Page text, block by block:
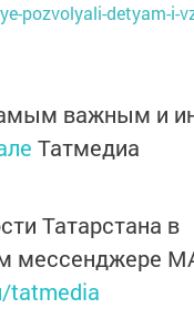
pozvolyali-detyam-i-
важным и
Татмедиа
Татарстана в
мессенджере
tatmedia